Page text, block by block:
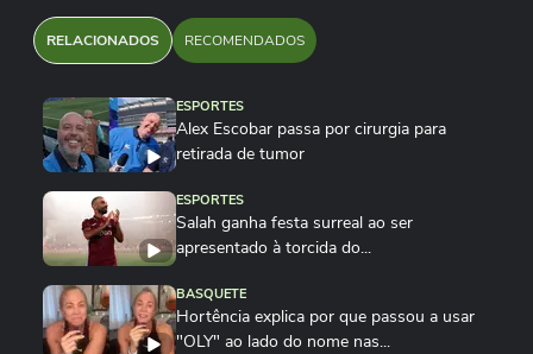
RELACIONADOS RECOMENDADOS
ESPORTES
Alex Escobar passa por cirurgia para
retirada de tumor
ESPORTES
Salah ganha festa surreal ao ser
apresentado à torcida do...
BASQUETE
Hortência explica por que passou a usar
"OLY" ao lado do nome nas...